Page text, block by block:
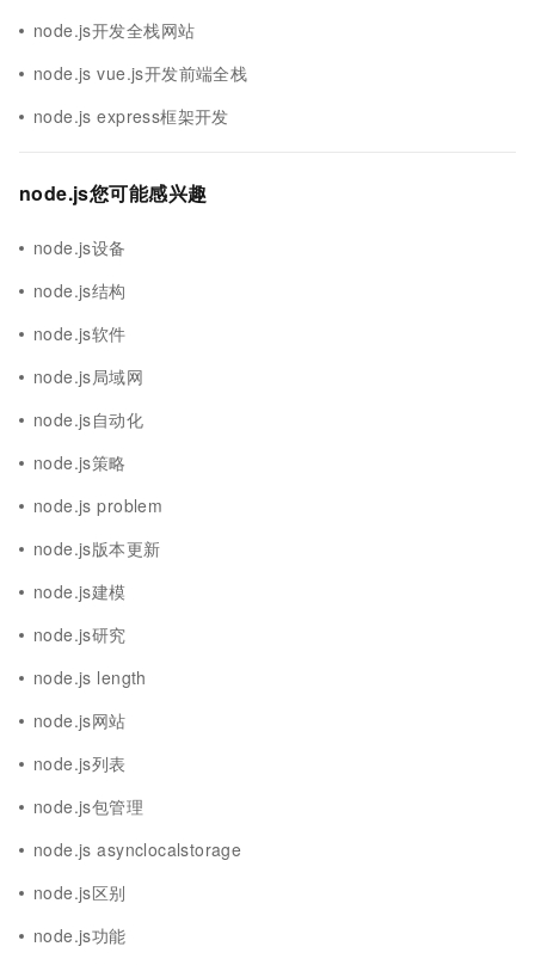
node.js开发全栈网站
node.js vue.js开发前端全栈
node.js express框架开发
node.js您可能感兴趣
node.js设备
node.js结构
node.js软件
node.js局域网
node.js自动化
node.js策略
node.js problem
node.js版本更新
node.js建模
node.js研究
node.js length
node.js网站
node.js列表
node.js包管理
node.js asynclocalstorage
node.js区别
node.js功能